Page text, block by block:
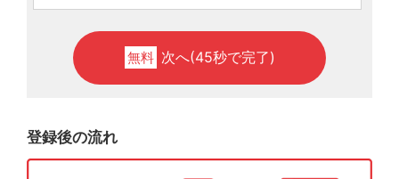
無料 次へ(45秒で完了)
登録後の流れ